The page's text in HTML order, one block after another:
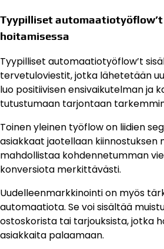
Tyypilliset
hoitamisessa
Tyypilliset automaatiotyöflow’t
tervetuloviestit, jotka lähetetään
luo positiivisen ensivaikutelman ja
tutustumaan tarjontaan
Toinen yleinen työflow on liidien
asiakkaat jaotellaan kiinnostuksen
mahdollistaa kohdennetumman
konversiota merkittävästi.
Uudelleenmarkkinointi on myös
automaatiota. Se voi sisältää
ostoskorista tai tarjouksista, jotka
asiakkaita palaamaan.